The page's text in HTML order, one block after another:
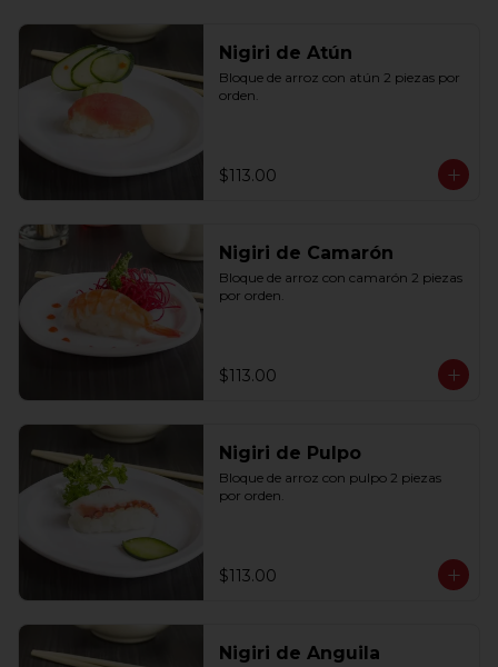
Nigiri de Atún
Bloque de arroz con atún 2 piezas por
orden.
$113.00
Nigiri de Camarón
Bloque de arroz con camarón 2 piezas
por orden.
$113.00
Nigiri de Pulpo
Bloque de arroz con pulpo 2 piezas
por orden.
$113.00
Nigiri de Anguila